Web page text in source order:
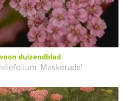
duizendblad
'Maskerade'